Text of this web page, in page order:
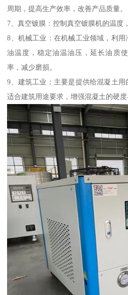
周期，提高生产效率，改善产品质量。
7、真空镀膜：控制真空镀膜机的温度
8、机械工业：在机械工业领域，利
油温度，稳定油温油压，延长油质
率，减少磨损。
9、建筑工业：主要是提供给混凝土
适合建筑用途要求，增强混凝土的硬度